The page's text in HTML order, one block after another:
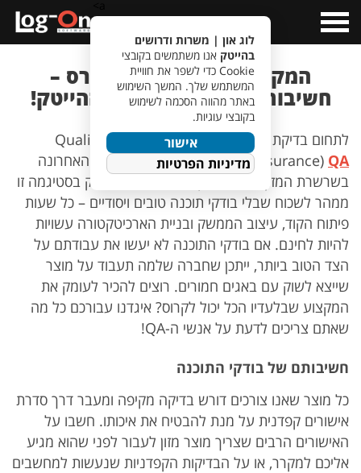
Menu
המקצוע שבלעדיו הכל קורס –
חשיבותו של ה-QA לעולם ההייטק!
לתחום בדיקת התוכנה, או בשמו המוכר יותר Quality
Assurance) QA
) נוצרה סטיגמה של החוליה האחרונה
בשרשרת המזון של ההייטק. אבל כל מי שמחזיק בסטיגמה זו
ממהר לשכוח שבלי בודקי תוכנה טובים ויסודיים – כל שעות
פיתוח הקוד, עיצוב הממשק ובניית הארכיטקטורה עשויות
להיות לחינם. אם בודקי התוכנה לא יעשו את עבודתם על
הצד הטוב ביותר, ייתכן שחברה שלמה תעבוד על מוצר
שייצא לשוק עם באגים חמורים. רוצים להכיר לעומק את
המקצוע שבלעדיו הכל יכול לקרוס? איגדנו עבורכם כל מה
שאתם צריכים לדעת על אנשי ה-QA!
חשיבותם של בודקי התוכנה
כל מוצר שאנו צורכים דורש בדיקה מקיפה ומעבר דרך סדרת
אישורים קפדנית על מנת להבטיח את איכותו. חשבו על
האישורים הרבים שצריך מוצר מזון לעבור לפני שהוא מגיע
אליכם למקרר, או על הבדיקות הקפדניות שנעשות למחשבים
לוג און | משרות ודרושים
בהייטק אנו משתמשים בקובצי
Cookie כדי לשפר את חוויית
המשתמש שלך. המשך השימוש
באתר מהווה הסכמה לשימוש
בקובצי עוגיות.
אישור
מדיניות הפרטיות